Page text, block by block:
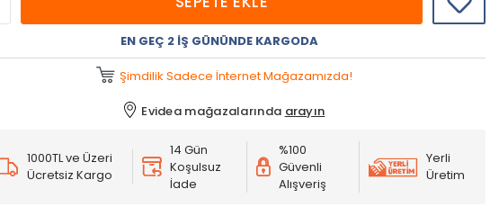
EN GEÇ 2 İŞ GÜNÜNDE KARGODA
Şimdilik Sadece İnternet Mağazamızda!
Evidea mağazalarında arayın
1000TL ve Üzeri
Ücretsiz Kargo
14 Gün
Koşulsuz
İade
%100
Güvenli
Alışveriş
Yerli
Üretim